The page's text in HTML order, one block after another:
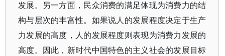
发展。另一方面，民众消费的满足体现为消费力的结
构与层次的丰富性。如果说人的发展程度决定于生产
力发展的高度，人的发展程度则表现为消费力发展的
高度。因此，新时代中国特色的主义社会的发展目标